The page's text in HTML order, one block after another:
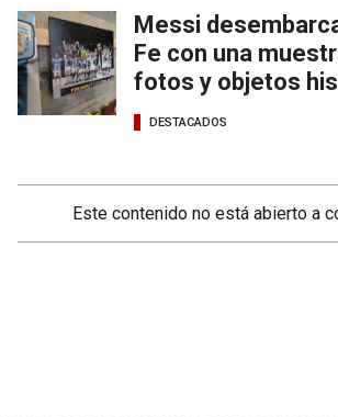
Messi
Fe con una
fotos y objetos
DESTACADOS
Este contenido no está abierto a